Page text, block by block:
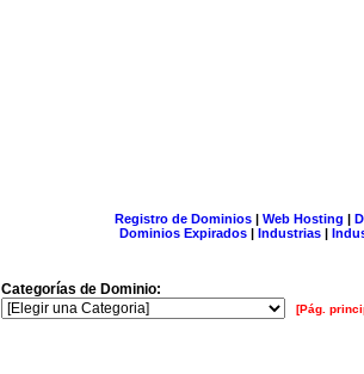
Registro de Dominios| Web Hosting |
Dominios Expirados | Industrias |
Categorías de Dominio:
[Pág.